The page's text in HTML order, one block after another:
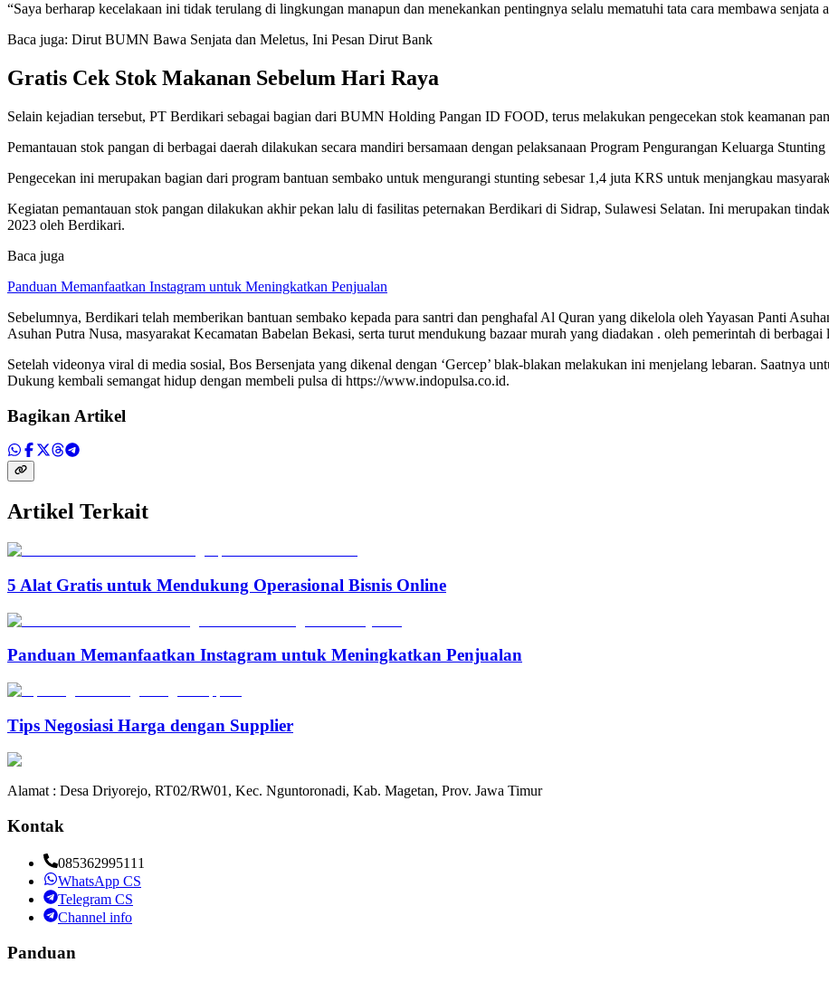
“Saya berharap kecelakaan ini tidak terulang di lingkungan manapun dan menekankan pentingnya selalu mematuhi tata cara membawa senjata
Baca juga: Dirut BUMN Bawa Senjata dan Meletus, Ini Pesan Dirut Bank
Gratis Cek Stok Makanan Sebelum Hari Raya
Selain kejadian tersebut, PT Berdikari sebagai bagian dari BUMN Holding Pangan ID FOOD, terus melakukan pengecekan stok keamanan
Pemantauan stok pangan di berbagai daerah dilakukan secara mandiri bersamaan dengan pelaksanaan Program Pengurangan Keluarga
Pengecekan ini merupakan bagian dari program bantuan sembako untuk mengurangi stunting sebesar 1,4 juta KRS untuk menjangkau
Kegiatan pemantauan stok pangan dilakukan akhir pekan lalu di fasilitas peternakan Berdikari di Sidrap, Sulawesi Selatan. Ini merupakan
2023 oleh Berdikari.
Baca juga
Panduan Memanfaatkan Instagram untuk Meningkatkan Penjualan
Sebelumnya, Berdikari telah memberikan bantuan sembako kepada para santri dan penghafal Al Quran yang dikelola oleh Yayasan Panti
Asuhan Putra Nusa, masyarakat Kecamatan Babelan Bekasi, serta turut mendukung bazaar murah yang diadakan . oleh pemerintah di berbagai
Setelah videonya viral di media sosial, Bos Bersenjata yang dikenal dengan ‘Gercep’ blak-blakan melakukan ini menjelang lebaran. Saatnya
Dukung kembali semangat hidup dengan membeli pulsa di https://www.indopulsa.co.id.
Bagikan Artikel
Artikel Terkait
5 Alat Gratis untuk Mendukung Operasional Bisnis Online
Panduan Memanfaatkan Instagram untuk Meningkatkan Penjualan
Tips Negosiasi Harga dengan Supplier
Alamat : Desa Driyorejo, RT02/RW01, Kec. Nguntoronadi, Kab. Magetan, Prov. Jawa Timur
Kontak
085362995111
WhatsApp CS
Telegram CS
Channel info
Panduan